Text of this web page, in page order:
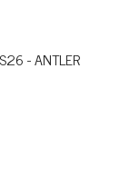
- ANTLER